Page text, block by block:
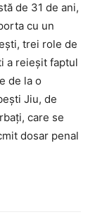
de 31 de ani,
cu un
trei role de
a reieşit faptul
de la o
Jiu, de
care se
dosar penal